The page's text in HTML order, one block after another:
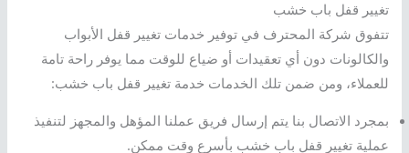
تغيير قفل باب خشب
تتفوق شركة المحترف في توفير خدمات تغيير قفل الأبواب
والكالونات دون أي تعقيدات أو ضياع للوقت مما يوفر راحة تامة
للعملاء، ومن ضمن تلك الخدمات خدمة تغيير قفل باب خشب:
بمجرد الاتصال بنا يتم إرسال فريق عملنا المؤهل والمجهز لتنفيذ
عملية تغيير قفل باب خشب بأسرع وقت ممكن.